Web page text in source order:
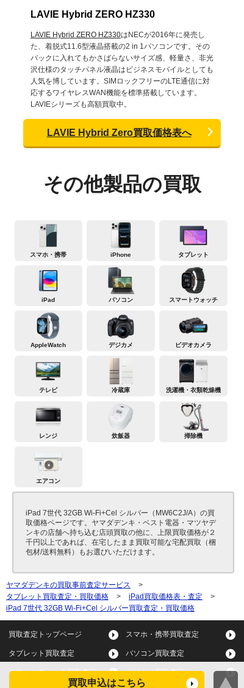
買取申込はこちら
LAVIE Hybrid ZERO HZ330
LAVIE Hybrid ZERO HZ330はNECが2016年に発売し
た、着脱式11.6型液晶搭載の2 in 1パソコンです。その
バックに入れてもかさばらないサイズ感、軽量さ、非光
沢仕様のタッチパネル液晶はビジネスモバイルとしても
人気を博しています。SIMロックフリーのLTE通信に対
応するワイヤレスWAN機能を標準搭載しています。
LAVIEシリーズも高額買取中。
LAVIE Hybrid Zero買取価格表へ
その他製品の買取
スマホ・携帯 iPhone タブレット
iPad パソコン スマートウォッチ
AppleWatch デジカメ ビデオカメラ
テレビ 冷蔵庫 洗濯機・衣類乾燥機
レンジ 炊飯器 掃除機
エアコン
iPad 7世代 32GB Wi-Fi+Cel シルバー（MW6C2J/A）の買
取価格ページです。ヤマダデンキ・ベスト電器・マツヤデ
ンキの店舗へ持ち込む店頭買取の他に、上限買取価格が２
千円以上であれば、在宅したまま買取可能な宅配買取（梱
包材/送料無料）もお選びいただけます。
ヤマダデンキの買取事前査定サービス
>
タブレット買取査定・買取価格
> iPad買取価格表・査定
>
iPad 7世代 32GB Wi-Fi+Cel シルバー買取査定・買取価格
買取査定トップページ スマホ・携帯買取査定
タブレット買取査定 パソコン買取査定
スマートウォッチ買取査定 デジカメ買取査定